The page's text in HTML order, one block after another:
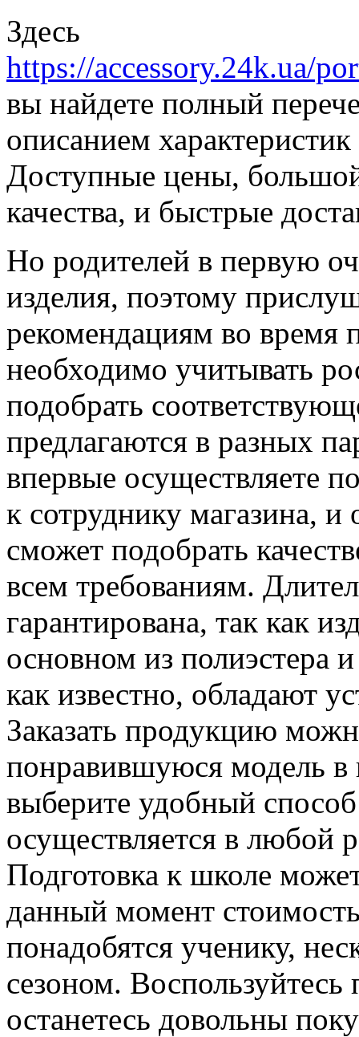
Здесь
https://accessory.24k.ua/
вы найдете полный
описанием
Доступные цены,
качества, и быстрые
Но родителей в первую
изделия, поэтому
рекомендациям во время
необходимо учитывать
подобрать
предлагаются в разных
впервые осуществляете
к сотруднику магазина,
сможет подобрать
всем требованиям.
гарантирована, так как
основном из полиэстера
как известно, обладают
Заказать продукцию
понравившуюся модель в
выберите удобный
осуществляется в любой
Подготовка к школе
данный момент
понадобятся ученику,
сезоном.
останетесь довольны